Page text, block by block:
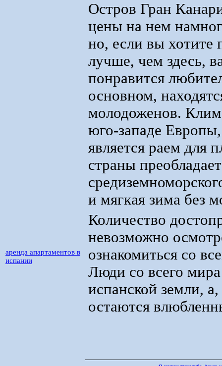
Остров Гран
цены на нем
но, если вы хотите
лучше, чем здесь,
понравится
основном,
молодоженов.
юго-западе
является раем для
страны
и мягкая зима без
Количество
невозможно
ознакомиться со
Люди со всего
испанской земли,
остаются
аренда апартаментов в
испании